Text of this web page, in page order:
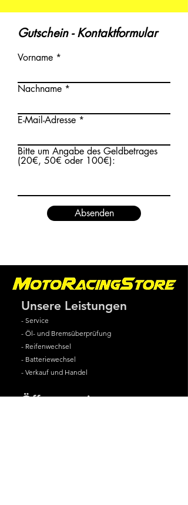
Gutschein - Kontaktformular
Vorname
Nachname
E-Mail-Adresse
Bitte um Angabe des Geldbetrages
(20€, 50€ oder 100€):
Absenden
Unsere Leistungen
- Service
- Öl- und Bremsüberprüfung
- Reifenwechsel
- Batteriewechsel
- Verkauf und Handel
Öffnungszeiten